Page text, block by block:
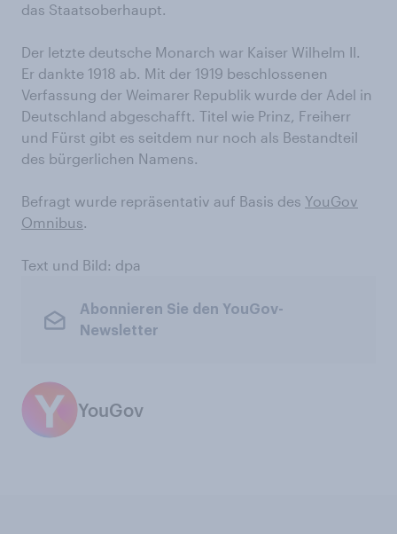
das Staatsoberhaupt.
Der letzte deutsche Monarch war Kaiser Wilhelm II.
Er dankte 1918 ab. Mit der 1919 beschlossenen
Verfassung der Weimarer Republik wurde der Adel in
Deutschland abgeschafft. Titel wie Prinz, Freiherr
und Fürst gibt es seitdem nur noch als Bestandteil
des bürgerlichen Namens.
Befragt wurde repräsentativ auf Basis des YouGov
Omnibus.
Text und Bild: dpa
Abonnieren Sie den YouGov-
Newsletter
YouGov